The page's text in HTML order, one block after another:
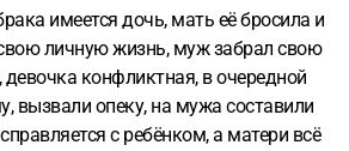
имеется дочь, мать её бросила и
личную жизнь, муж забрал свою
конфликтная, в очередной
вызвали опеку, на мужа составили
с ребёнком, а матери всё